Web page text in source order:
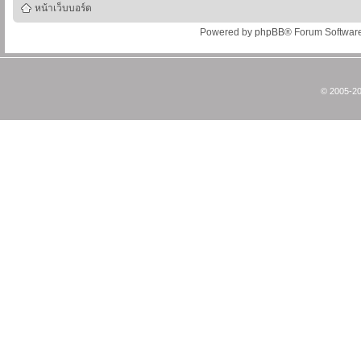
หน้าเว็บบอร์ด
Powered by phpBB® Forum
© 2005-